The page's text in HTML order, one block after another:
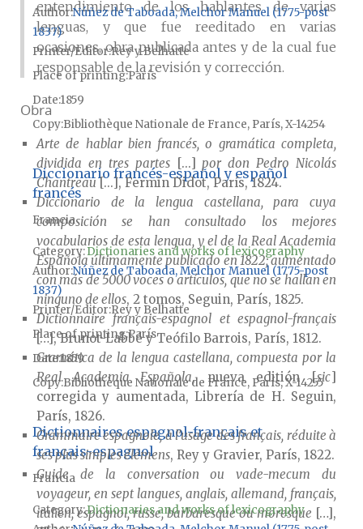
entendimiento de los hablantes de varias
lenguas, y que fue reeditado en varias
ocasiones, obra publicada antes y de la cual fue
responsable de la revisión y corrección.
Obra
Arte de hablar bien francés, o gramática completa,
dividida en tres partes[...] por don Pedro Nicolás
Chantreau[...], Fermin Didot, París, 1824.
Diccionario de la lengua castellana, para cuya
composición se han consultado los mejores
vocabularios de esta lengua, y el de la Real Academia
Española últimamente publicado en 1822; aumentado
con más de 5000 voces o artículos, que no se hallan en
ninguno de ellos, 2 tomos, Seguin, París, 1825.
Dictionnaire français-espagnol et espagnol-français
[…], Brunot-Labbé y Teófilo Barrois, París, 1812.
Gramática de la lengua castellana, compuesta por la
Real Academia Española, nueva editión [sic]
corregida y aumentada, Librería de H. Seguin,
París, 1826.
Grammaire espagnole, à l’usage des français, réduite à
ses plus simples élémens, Rey y Gravier, París, 1822.
Guide de la conversation ou vade-mecum du
voyageur, en sept langues, anglais, allemand, français,
italien, espagnol, russe, barbaresque ou moresque […],
AuthorNúñez de Taboada, Melchor Manuel (1775-post
1837)
Printer/EditorRey y Belhatte
Place of printingParís
Date1859
CopyBibliothèque Nationale de France, París, X-14254
Diccionario francés-español y español
francés
Francia
Category:Dictionaries and works of lexicography
Author Núñez de Taboada, Melchor Manuel (1775-post
1837)
Printer/Editor Rey y Belhatte
Place of printingParís
Date1859
CopyBibliothèque Nationale de France, París, X-14255
Dictionnaires espagnol-français et
français-espagnol
Francia
Category:Dictionaries and works of lexicography